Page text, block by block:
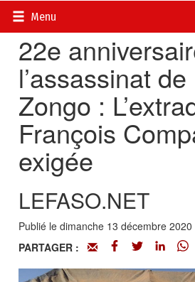
Menu
Accueil>
22e
l’assassinat
Zongo :
François
exigée
LEFASO.NET
Publié le dimanche 13 décembre
PARTAGER :